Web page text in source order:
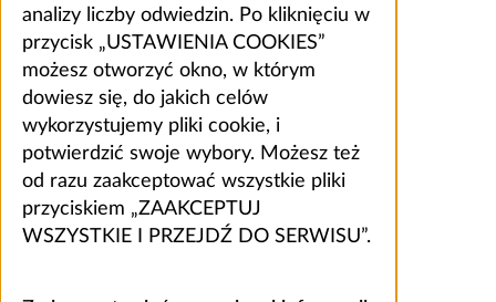
analizy liczby odwiedzin. Po kliknięciu w
przycisk „USTAWIENIA COOKIES”
możesz otworzyć okno, w którym
dowiesz się, do jakich celów
wykorzystujemy pliki cookie, i
potwierdzić swoje wybory. Możesz też
od razu zaakceptować wszystkie pliki
przyciskiem „ZAAKCEPTUJ
WSZYSTKIE I PRZEJDŹ DO SERWISU”.